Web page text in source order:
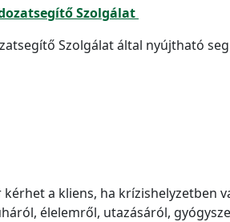
Szolgálat
Szolgálat által nyújtható
a kliens, ha krízishelyzetben
élelemről, utazásáról,